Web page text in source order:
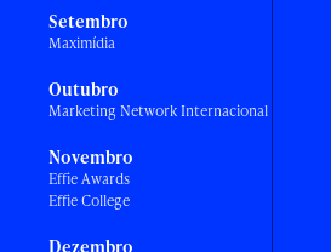
Setembro
Maximídia
Outubro
Marketing Network Internacional
Novembro
Effie Awards
Effie College
Dezembro